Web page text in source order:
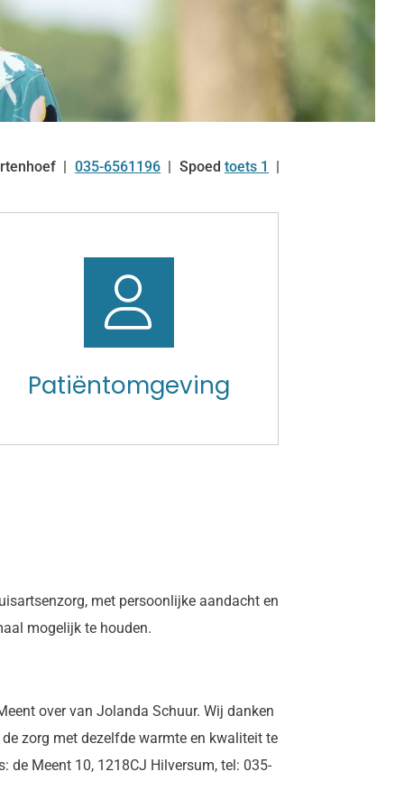
Tel:
035-6561196 Spoed toets 1
Patiëntomgeving
met persoonlijke aandacht en
mogelijk te houden.
over van Jolanda Schuur. Wij danken
zorg met dezelfde warmte en kwaliteit te
de Meent 10, 1218CJ Hilversum, tel: 035-